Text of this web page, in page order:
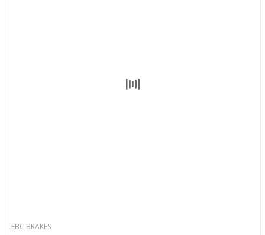
EBC BRAKES